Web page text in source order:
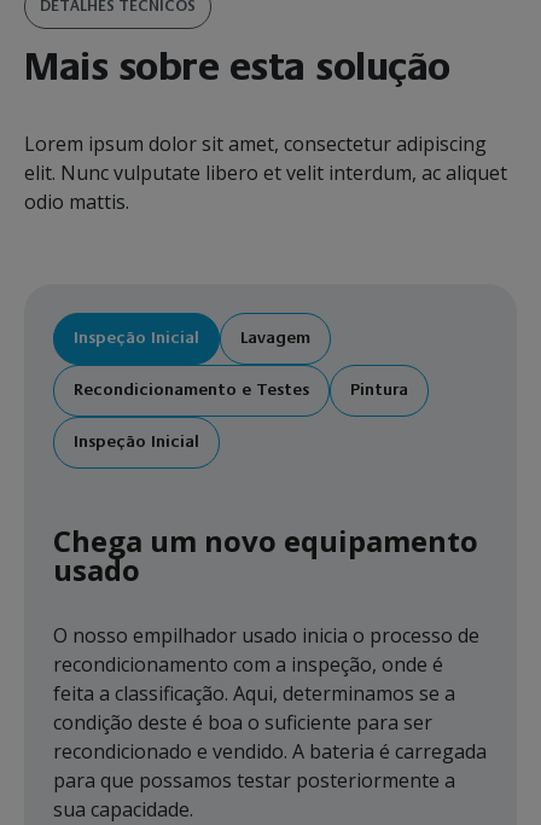
DETALHES TÉCNICOS
Mais sobre esta solução
Lorem ipsum dolor sit amet, consectetur adipiscing
elit. Nunc vulputate libero et velit interdum, ac aliquet
odio mattis.
Inspeção Inicial Lavagem
Recondicionamento e Testes Pintura
Inspeção Inicial
Chega um novo equipamento
usado
O nosso empilhador usado inicia o processo de
recondicionamento com a inspeção, onde é
feita a classificação. Aqui, determinamos se a
condição deste é boa o suficiente para ser
recondicionado e vendido. A bateria é carregada
para que possamos testar posteriormente a
sua capacidade.